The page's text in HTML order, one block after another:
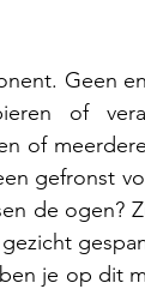
Geen
of
of
gefronst
de ogen?
je op dit